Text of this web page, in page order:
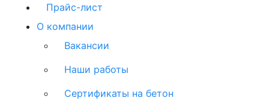
Прайс-лист
О компании
Вакансии
Наши работы
Сертификаты на бетон